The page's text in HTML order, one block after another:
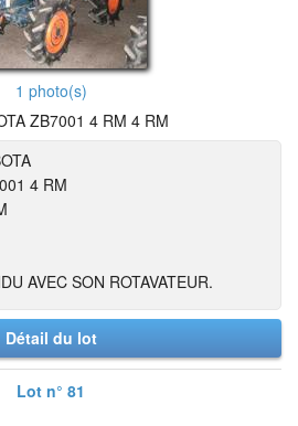
1 photo(s)
ZB7001 4 RM 4 RM
4 RM
AVEC SON ROTAVATEUR.
Détail du lot
Lot n° 81